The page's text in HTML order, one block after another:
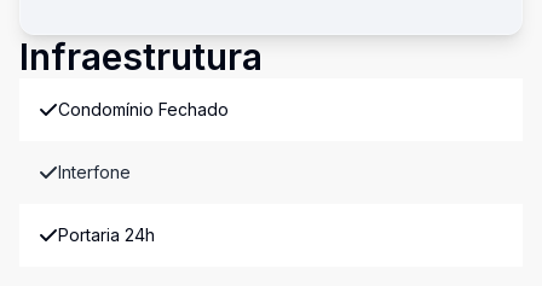
Infraestrutura
Condomínio Fechado
Interfone
Portaria 24h